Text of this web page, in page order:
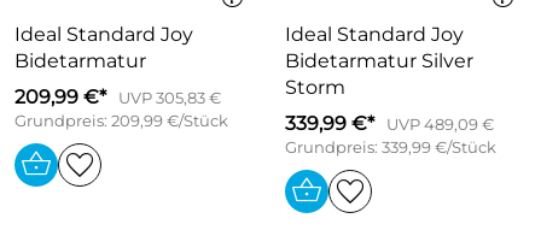
Ideal Standard Joy
Bidetarmatur
209,99 €*
UVP 305,83 €
Grundpreis: 209,99 €/Stück
Ideal Standard Joy
Bidetarmatur Silver
Storm
339,99 €*
UVP 489,09 €
Grundpreis: 339,99 €/Stück